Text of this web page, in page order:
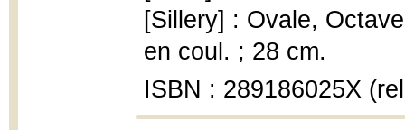
[Sillery] : Ovale,
en coul. ; 28 cm.
ISBN : 289186025X